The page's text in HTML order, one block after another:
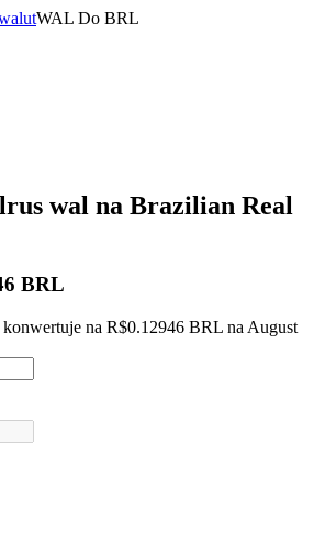
na USDT
WAL Do BRL
wal na Brazilian Real
BRL
na R$0.12946 BRL na August